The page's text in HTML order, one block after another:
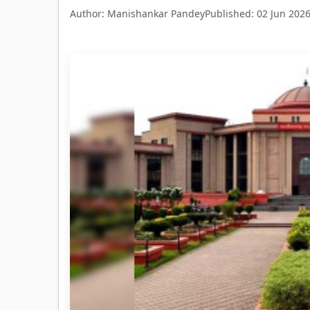
Author: Manishankar PandeyPublished: 02 Jun 2026